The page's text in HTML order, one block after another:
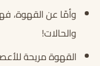
وأمّا عن القهوة،
والحالات!
القهوة مريحة